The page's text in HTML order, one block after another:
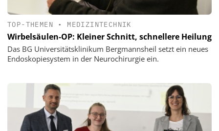
TOP-THEMEN • MEDIZINTECHNIK
Wirbelsäulen-OP: Kleiner Schnitt, schnellere Heilung
Das BG Universitätsklinikum Bergmannsheil setzt ein neues
Endoskopiesystem in der Neurochirurgie ein.